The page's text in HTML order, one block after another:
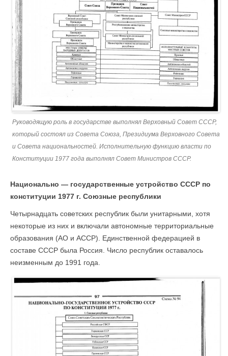
Руководящую роль в государстве выполнял Верховный Совет СССР,
который состоял из Совета Союза, Президиума Верховного Совета
и Совета национальностей. Исполнительную функцию власти по
Конституции 1977 года выполнял Совет Министров СССР.
Национально — государственные устройство СССР по
конституции 1977 г. Союзные республики
Четырнадцать советских республик были унитарными, хотя
некоторые из них и включали автономные территориальные
образования (АО и АССР). Единственной федерацией в
составе СССР была Россия. Число республик оставалось
неизменным до 1991 года.